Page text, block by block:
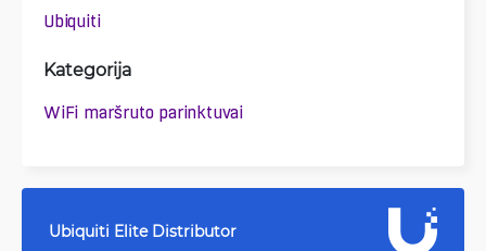
Ubiquiti
Kategorija
WiFi maršruto parinktuvai
Ubiquiti Elite Distributor